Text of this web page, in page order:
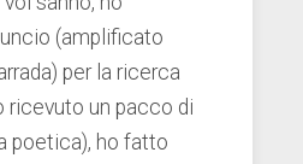
(amplificato
per la ricerca
ricevuto un pacco di
poetica), ho fatto